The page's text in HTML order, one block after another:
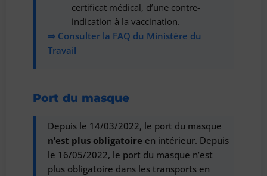
certificat médical, d’une contre-
indication à la vaccination.
⇒ Consulter la FAQ du Ministère du
Travail
Port du masque
Depuis le 14/03/2022, le port du masque
n’est plus obligatoire en intérieur. Depuis
le 16/05/2022, le port du masque n’est
plus obligatoire dans les transports en